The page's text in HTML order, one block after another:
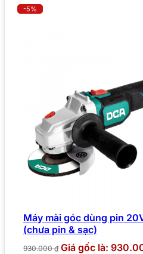
-5%
Máy mài góc dùng pin
(chưa pin & sạc)
930.000₫ Giá gốc là: